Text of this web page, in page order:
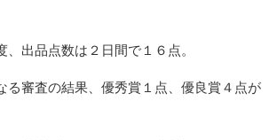
出品点数は２日間で１６点。
る審査の結果、優秀賞１点、優良賞４点が